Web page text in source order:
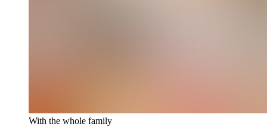
With the whole family